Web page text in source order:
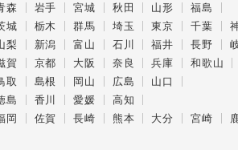
森 岩手 宮城 秋田 山形
福島
城 栃木 群馬 埼玉 東京 千葉
梨 新潟 富山 石川 福井 長野
賀 京都 大阪 奈良 兵庫
和歌山
取 島根 岡山 広島
山口
島 香川 愛媛
高知
岡 佐賀 長崎 熊本 大分 宮崎